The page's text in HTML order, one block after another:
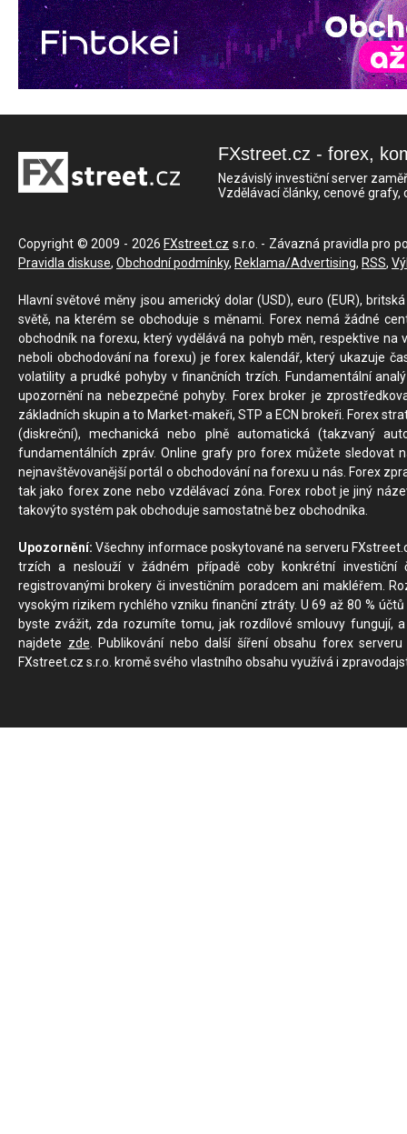
FXstreet.cz - forex,
Nezávislý investiční server
Vzdělávací články, cenové
Copyright © 2009 - 2026 FXstreet.cz s.r.o. - Závazná pravidla pro
Pravidla diskuse, Obchodní podmínky, Reklama/Advertising, RSS,
Hlavní světové měny jsou americký dolar (USD), euro (EUR),
světě, na kterém se obchoduje s měnami. Forex nemá žádné
obchodník na forexu, který vydělává na pohyb měn, respektive
neboli obchodování na forexu) je forex kalendář, který ukazuje
volatility a prudké pohyby v finančních trzích. Fundamentální
upozornění na nebezpečné pohyby. Forex broker je
základních skupin a to Market-makeři, STP a ECN brokeři. Forex
(diskreční), mechanická nebo plně automatická (takzvaný
fundamentálních zpráv. Online grafy pro forex můžete sledovat
nejnavštěvovanější portál o obchodování na forexu u nás. Forex
tak jako forex zone nebo vzdělávací zóna. Forex robot je jiný
takovýto systém pak obchoduje samostatně bez obchodníka.
Upozornění: Všechny informace poskytované na serveru
trzích a neslouží v žádném případě coby konkrétní investiční
registrovanými brokery či investičním poradcem ani makléřem.
vysokým rizikem rychlého vzniku finanční ztráty. U 69 až 80 %
byste zvážit, zda rozumíte tomu, jak rozdílové smlouvy fungují,
najdete zde. Publikování nebo další šíření obsahu forex
FXstreet.cz s.r.o. kromě svého vlastního obsahu využívá i